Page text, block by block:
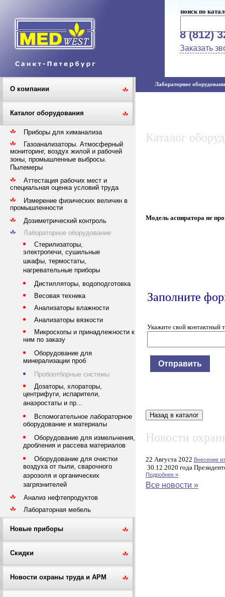
поиск по
8 (812)
Заказать
О компании
Каталог оборудования
Приборы для химанализа
Газоанализаторы. Атмосферный
мониторинг, воздух жилой и рабочей
зоны, промышленные выбросы.
Пылемеры
Аттестация рабочих мест и
специальная оценка условий труда
Измерение физических величин в
промышленности
Дозиметрический контроль
Лабораторное оборудование
Стерилизаторы,
электропечи, сушильные
шкафы, термостаты,
нагревательные приборы
Дистилляторы, водоподготовка
Весовая техника
Анализаторы влажности
Анализаторы вязкости
Микроскопы и принадлежности к
ним по заказу
Оборудование для
минерализации проб
Пробоотборные системы
Дозаторы, хлораторы,
центрифуги, испарители,
анаэростаты и пр...
Вспомогательное лабораторное
оборудование и материалы
Оборудование для измельчения,
дробления и рассева материалов
Оборудование для очистки
воздуха от пыли, сварочного
аэрозоля и органических
загрязнителей
Анализ нефтепродуктов
Лабораторная мебель
Новые приборы
Скидки
Новости охраны труда и АРМ
Лабораторное
Каталог
Модель аспиратора не
Заполните
Укажите свой контактный
Новости
22 Августа 2022 Внесение
30.12.2020 года
Подробнее »
Все новости »